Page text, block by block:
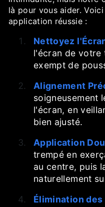
là pour vous aider.
application réussie :
Nettoyez
l'écran de votre
exempt de
Alignement
soigneusement
l'écran, en
bien ajusté.
Application
trempé en
au centre, puis
naturellement
Élimination des